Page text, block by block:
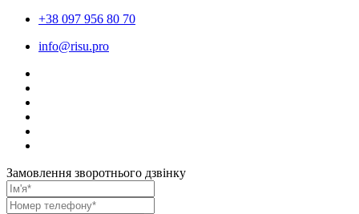
+38 097 956 80 70
info@risu.pro
Замовлення зворотнього дзвінку